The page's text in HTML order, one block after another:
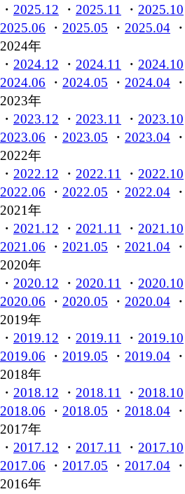
・ 2025.12 ・ 2025.11 ・ 2025.10
2025.06 ・ 2025.05 ・ 2025.04
2024年
・ 2024.12 ・ 2024.11 ・ 2024.10
2024.06 ・ 2024.05 ・ 2024.04
2023年
・ 2023.12 ・ 2023.11 ・ 2023.10
2023.06 ・ 2023.05 ・ 2023.04
2022年
・ 2022.12 ・ 2022.11 ・ 2022.10
2022.06 ・ 2022.05 ・ 2022.04
2021年
・ 2021.12 ・ 2021.11 ・ 2021.10
2021.06 ・ 2021.05 ・ 2021.04
2020年
・ 2020.12 ・ 2020.11 ・ 2020.10
2020.06 ・ 2020.05 ・ 2020.04
2019年
・ 2019.12 ・ 2019.11 ・ 2019.10
2019.06 ・ 2019.05 ・ 2019.04
2018年
・ 2018.12 ・ 2018.11 ・ 2018.10
2018.06 ・ 2018.05 ・ 2018.04
2017年
・ 2017.12 ・ 2017.11 ・ 2017.10
2017.06 ・ 2017.05 ・ 2017.04
2016年